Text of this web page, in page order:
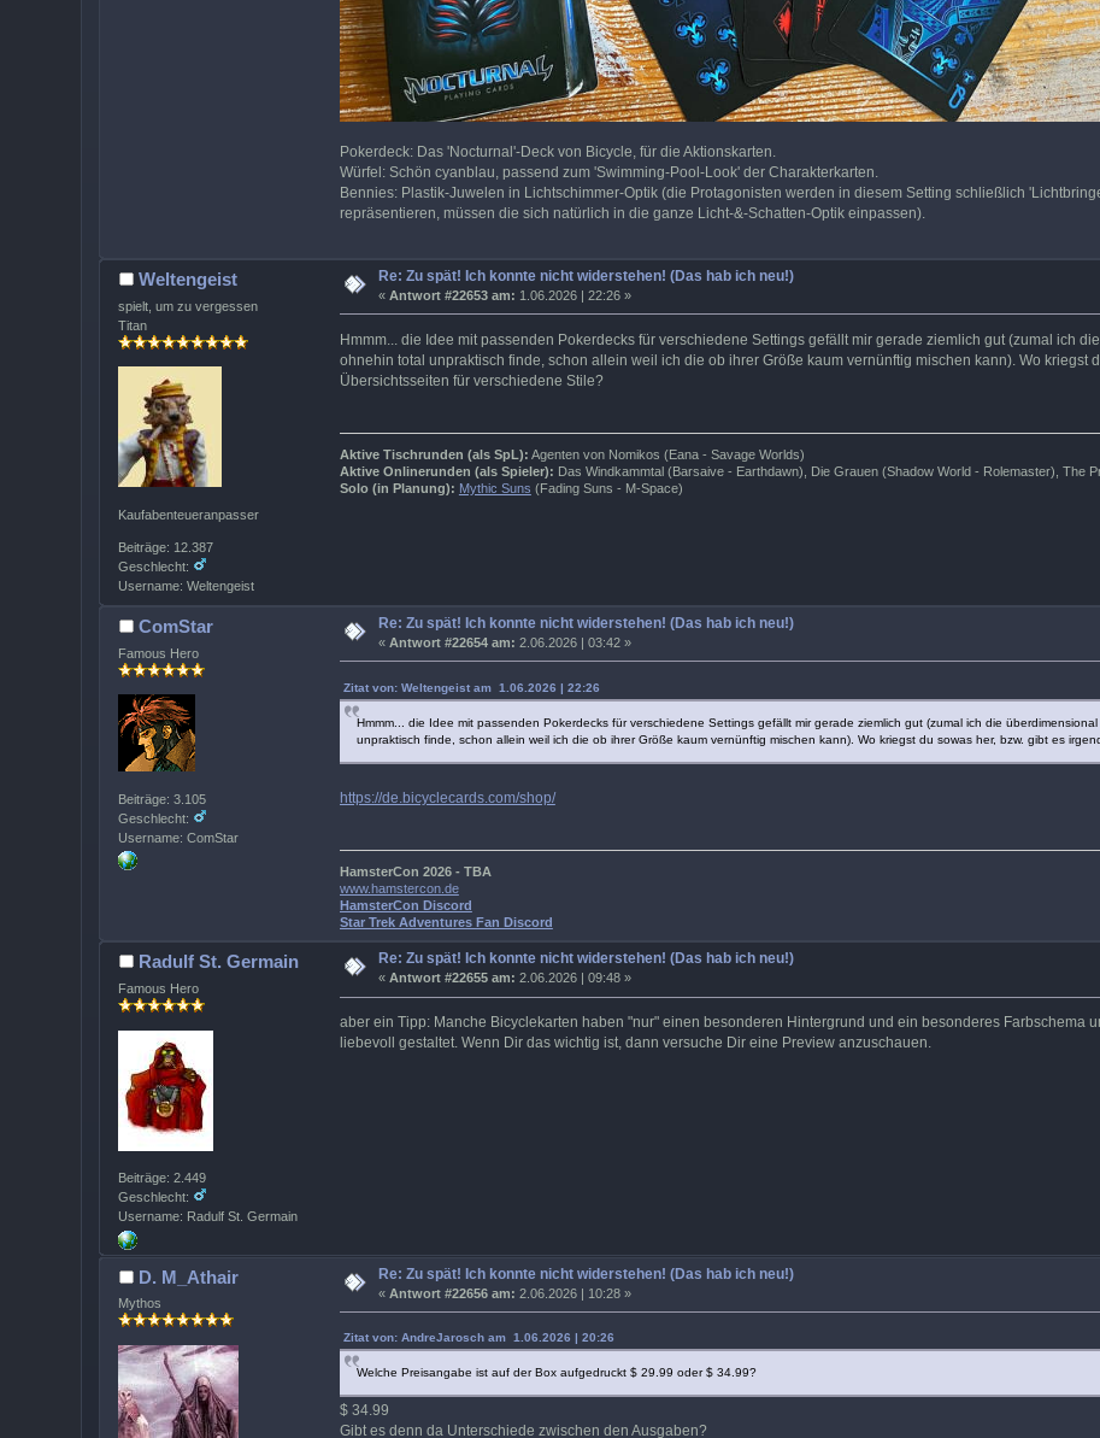
Pokerdeck: Das 'Nocturnal'-Deck von Bicycle, für die Aktionskarten.
Würfel: Schön cyanblau, passend zum 'Swimming-Pool-Look' der Charakterkarten.
Bennies: Plastik-Juwelen in Lichtschimmer-Optik (die Protagonisten werden in diesem Setting schließlich
repräsentieren, müssen die sich natürlich in die ganze Licht-&-Schatten-Optik einpassen).
Weltengeist
spielt, um zu vergessen
Titan
Kaufabenteueranpasser
Beiträge: 12.387
Geschlecht:
Username: Weltengeist
Re: Zu spät! Ich konnte nicht widerstehen! (Das hab ich neu!)
«Antwort #22653 am: 1.06.2026 | 22:26 »
Hmmm... die Idee mit passenden Pokerdecks für verschiedene Settings gefällt mir gerade ziemlich gut (zumal ich
ohnehin total unpraktisch finde, schon allein weil ich die ob ihrer Größe kaum vernünftig mischen kann). Wo kriegst
Übersichtsseiten für verschiedene Stile?
Aktive Tischrunden (als SpL): Agenten von Nomikos (Eana - Savage Worlds)
Aktive Onlinerunden (als Spieler): Das Windkammtal (Barsaive - Earthdawn), Die Grauen (Shadow World - Rolemaster), The
Solo (in Planung): Mythic Suns (Fading Suns - M-Space)
ComStar
Famous Hero
Beiträge: 3.105
Geschlecht:
Username: ComStar
Re: Zu spät! Ich konnte nicht widerstehen! (Das hab ich neu!)
«Antwort #22654 am: 2.06.2026 | 03:42 »
Zitat von: Weltengeist am 1.06.2026 | 22:26
Hmmm... die Idee mit passenden Pokerdecks für verschiedene Settings gefällt mir gerade ziemlich gut (zumal ich die
unpraktisch finde, schon allein weil ich die ob ihrer Größe kaum vernünftig mischen kann). Wo kriegst du sowas her, bzw. gibt es
https://de.bicyclecards.com/shop/
HamsterCon 2026 - TBA
www.hamstercon.de
HamsterCon Discord
Star Trek Adventures Fan Discord
Radulf St. Germain
Famous Hero
Beiträge: 2.449
Geschlecht:
Username: Radulf St. Germain
Re: Zu spät! Ich konnte nicht widerstehen! (Das hab ich neu!)
«Antwort #22655 am: 2.06.2026 | 09:48 »
aber ein Tipp: Manche Bicyclekarten haben "nur" einen besonderen Hintergrund und ein besonderes Farbschema
liebevoll gestaltet. Wenn Dir das wichtig ist, dann versuche Dir eine Preview anzuschauen.
D. M_Athair
Mythos
Re: Zu spät! Ich konnte nicht widerstehen! (Das hab ich neu!)
«Antwort #22656 am: 2.06.2026 | 10:28 »
Zitat von: AndreJarosch am 1.06.2026 | 20:26
Welche Preisangabe ist auf der Box aufgedruckt $ 29.99 oder $ 34.99?
$ 34.99
Gibt es denn da Unterschiede zwischen den Ausgaben?